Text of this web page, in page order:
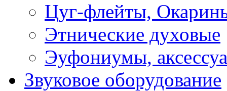
Цуг-флейты,
Этнические духовые
Эуфониумы,
Звуковое оборудование